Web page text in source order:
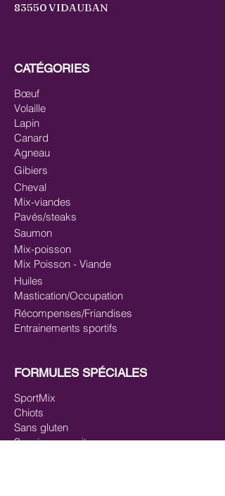
83550 VIDAUBAN
CATÉGORIES
Bœuf
Volaille
Lapin
Canard
Agneau
Gibiers
Cheval
Mix-viandes
Pavés/steaks
Saumon
Mix-poisson
Mix Poisson - Viande
Huiles
Mastication/Occupation
Récompenses/Friandises
Entrainements sportifs
FORMULES SPÉCIALES
SportMix
Chiots
Sans gluten
Saucissons cuits